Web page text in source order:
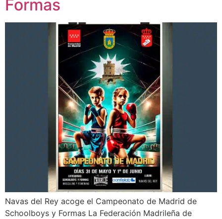
Formas
Navas del Rey acoge el Campeonato de Madrid de
Schoolboys y Formas La Federación Madrileña de